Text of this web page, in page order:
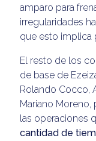
amparo para
irregularidades
que esto implica
El resto de los
de base de
Rolando Cocco,
Mariano
las operaciones
cantidad de